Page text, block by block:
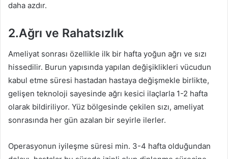
daha azdır.
2.Ağrı ve Rahatsızlık
Ameliyat sonrası özellikle ilk bir hafta yoğun ağrı ve sızı
hissedilir. Burun yapısında yapılan değişiklikleri vücudun
kabul etme süresi hastadan hastaya değişmekle birlikte,
gelişen teknoloji sayesinde ağrı kesici ilaçlarla 1-2 hafta
olarak bildiriliyor. Yüz bölgesinde çekilen sızı, ameliyat
sonrasında her gün azalan bir seyirle ilerler.
Operasyonun iyileşme süresi min. 3-4 hafta olduğundan